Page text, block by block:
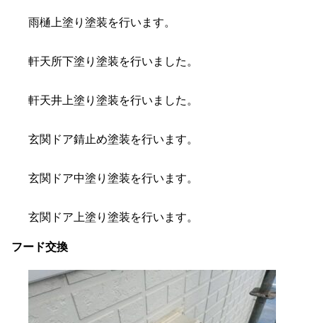
雨樋上塗り塗装を行います。
軒天所下塗り塗装を行いました。
軒天井上塗り塗装を行いました。
玄関ドア錆止め塗装を行います。
玄関ドア中塗り塗装を行います。
玄関ドア上塗り塗装を行います。
フード交換